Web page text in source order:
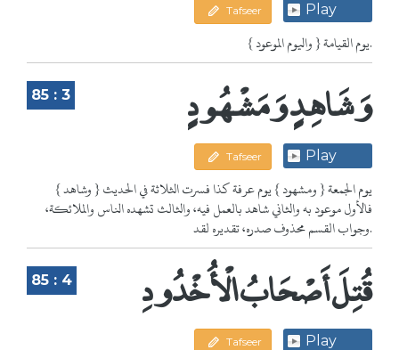
Tafseer Play
{ واليوم الموعود } يوم القيامة.
85 : 3 وَشَاهِدٍ وَمَشْهُودٍ
Tafseer Play
{ وشاهد } يوم الجمعة { ومشهود } يوم عرفة كذا فسرت الثلاثة في الحديث
فالأول موعود به والثاني شاهد بالعمل فيه، والثالث تشهده الناس والملائكة،
وجواب القسم محذوف صدره، تقديره لقد.
85 : 4 قُتِلَ أَصْحَابُ الْأُخْدُودِ
Tafseer Play